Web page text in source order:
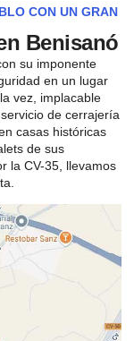
CON UN GRAN
Benisanó
su imponente
en un lugar
vez, implacable
de cerrajería
casas históricas
de sus
la CV-35, llevamos